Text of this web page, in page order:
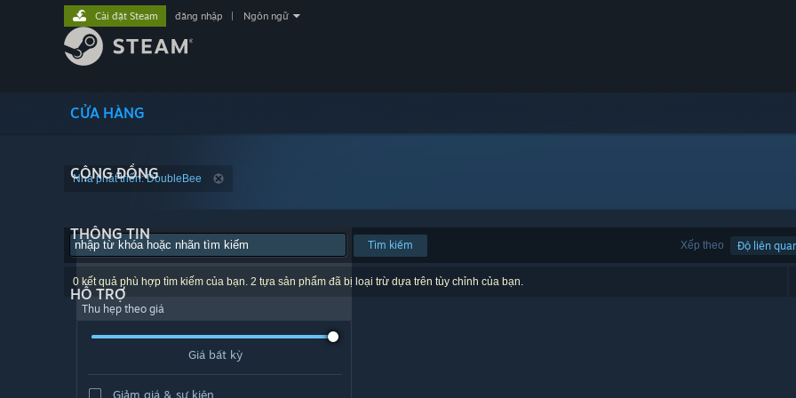
CỬA HÀNG
CỘNG ĐỒNG
THÔNG TIN
HỖ TRỢ
Cài đặt Steam đăng nhập Ngôn ngữ
Nhà phát triển: DoubleBee
Xếp theo Độ liên
Tìm kiếm
0 kết quả phù hợp tìm kiếm của bạn. 2 tựa sản phẩm đã bị loại trừ dựa trên tùy chỉnh của bạn.
Thu hẹp theo giá
Giá bất kỳ
Giảm giá & sự kiện